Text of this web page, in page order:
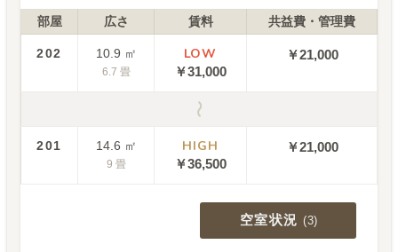
部屋 広さ 賃料 共益費・管理費
202 10.9 ㎡
6.7 畳
LOW
￥31,000
￥21,000
〜
201 14.6 ㎡
9 畳
HIGH
￥36,500
￥21,000
空室状況 (3)